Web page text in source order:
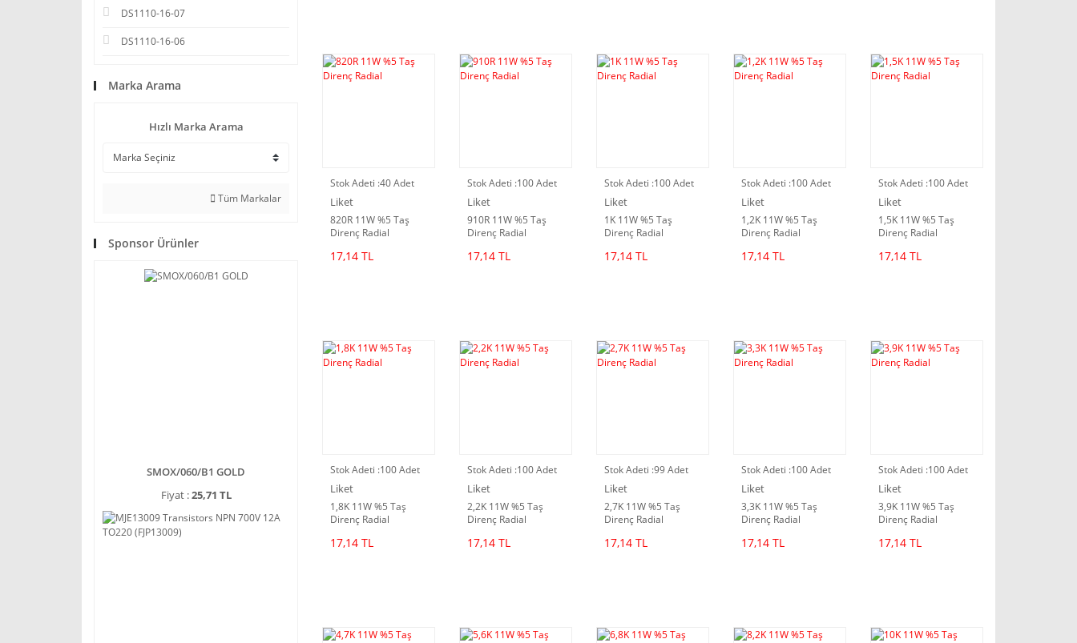
DS1110-16-07
DS1110-16-06
Marka Arama
Hızlı Marka Arama
Tüm Markalar
Sponsor Ürünler
SMOX/060/B1 GOLD
Fiyat :25,71 TL
Stok Adeti :40 Adet
Liket
820R 11W %5 Taş
Direnç Radial
17,14 TL
Stok Adeti :100 Adet
Liket
910R 11W %5 Taş
Direnç Radial
17,14 TL
Stok Adeti :100 Adet
Liket
1K 11W %5 Taş
Direnç Radial
17,14 TL
Stok Adeti :100 Adet
Liket
1,2K 11W %5 Taş
Direnç Radial
17,14 TL
Stok Adeti :100 Adet
Liket
1,5K 11W %5 Taş
Direnç Radial
17,14 TL
Stok Adeti :100 Adet
Liket
1,8K 11W %5 Taş
Direnç Radial
17,14 TL
Stok Adeti :100 Adet
Liket
2,2K 11W %5 Taş
Direnç Radial
17,14 TL
Stok Adeti :99 Adet
Liket
2,7K 11W %5 Taş
Direnç Radial
17,14 TL
Stok Adeti :100 Adet
Liket
3,3K 11W %5 Taş
Direnç Radial
17,14 TL
Stok Adeti :100 Adet
Liket
3,9K 11W %5 Taş
Direnç Radial
17,14 TL